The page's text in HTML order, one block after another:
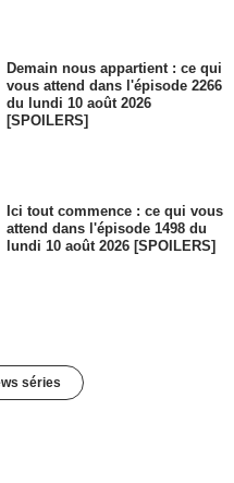
Demain nous appartient : ce qui
vous attend dans l'épisode 2266
du lundi 10 août 2026
[SPOILERS]
Ici tout commence : ce qui vous
attend dans l'épisode 1498 du
lundi 10 août 2026 [SPOILERS]
séries